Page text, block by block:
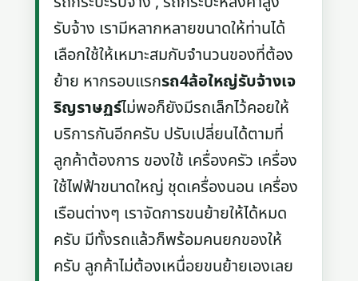
รับจ้าง เรามีหลากหลายขนาดให้ท่านได้
เลือกใช้ให้เหมาะสมกับจำนวนของที่ต้อง
ย้าย หากรอบแรกรถ4ล้อใหญ่รับจ้างเจ
ริญราษฏร์ไม่พอก็ยังมีรถเล็กไว้คอยให้
บริการกันอีกครับ ปรับเปลี่ยนได้ตามที่
ลูกค้าต้องการ ของใช้ เครื่องครัว เครื่อง
ใช้ไฟฟ้าขนาดใหญ่ ชุดเครื่องนอน เครื่อง
เรือนต่างๆ เราจัดการขนย้ายให้ได้หมด
ครับ มีทั้งรถแล้วก็พร้อมคนยกของให้
ครับ ลูกค้าไม่ต้องเหนื่อยขนย้ายเองเลย